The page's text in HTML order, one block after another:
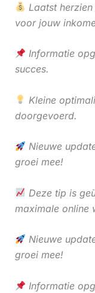
Laatst
voor jouw
Informatie
succes.
Kleine
doorgevoerd.
Nieuwe
groei mee!
Deze tip is
maximale online
Nieuwe
groei mee!
Informatie